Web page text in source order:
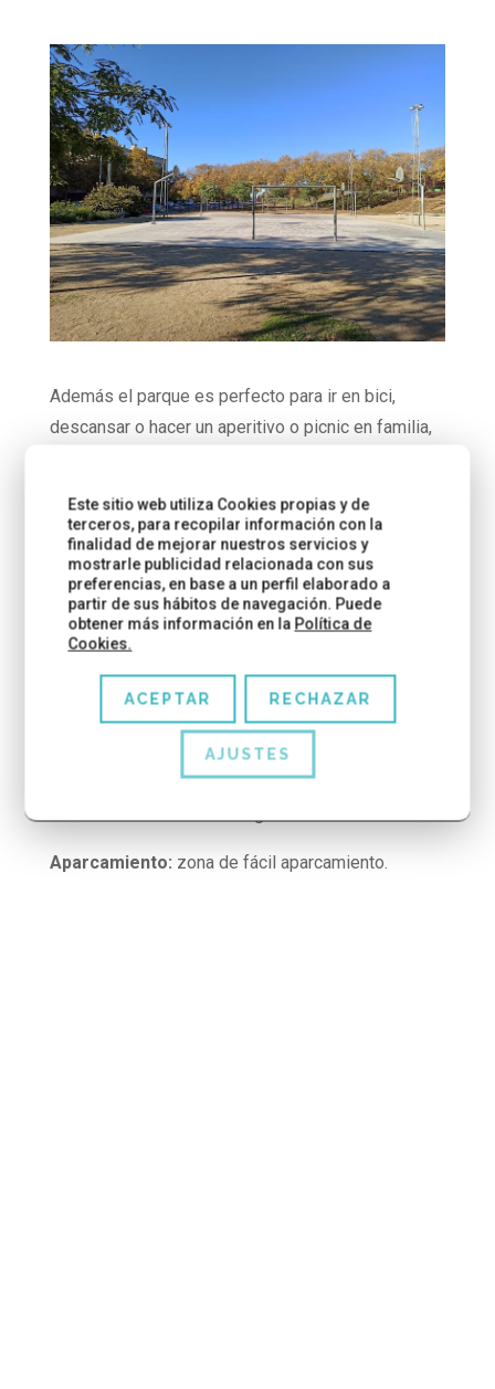
Además el parque es perfecto para ir en bici,
descansar o hacer un aperitivo o picnic en familia,
Hay baños públicos.
MÁS PLANES EN SANT CUGAT: 10 actividades
para hacer en Sant Cugat
PARQUE TURÓ DE CAN MATES
Carrer de Ramon Llull, 18, 08173 Sant
Cugat del Vallès, Barcelona
Aparcamiento: zona de fácil aparcamiento.
Este sitio web utiliza Cookies propias y de
terceros, para recopilar información con la
finalidad de mejorar nuestros servicios y
mostrarle publicidad relacionada con sus
preferencias, en base a un perfil elaborado a
partir de sus hábitos de navegación. Puede
obtener más información en la Política de
Cookies.
ACEPTAR RECHAZAR
AJUSTES